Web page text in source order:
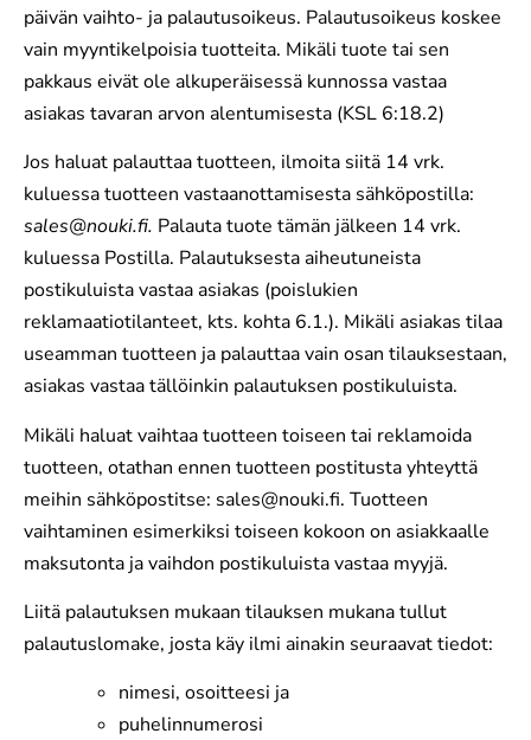
päivän vaihto- ja palautusoikeus. Palautusoikeus koskee
vain myyntikelpoisia tuotteita. Mikäli tuote tai sen
pakkaus eivät ole alkuperäisessä kunnossa vastaa
asiakas tavaran arvon alentumisesta (KSL 6:18.2)
Jos haluat palauttaa tuotteen, ilmoita siitä 14 vrk.
kuluessa tuotteen vastaanottamisesta sähköpostilla:
sales@nouki.fi. Palauta tuote tämän jälkeen 14 vrk.
kuluessa Postilla. Palautuksesta aiheutuneista
postikuluista vastaa asiakas (poislukien
reklamaatiotilanteet, kts. kohta 6.1.). Mikäli asiakas tilaa
useamman tuotteen ja palauttaa vain osan tilauksestaan,
asiakas vastaa tällöinkin palautuksen postikuluista.
Mikäli haluat vaihtaa tuotteen toiseen tai reklamoida
tuotteen, otathan ennen tuotteen postitusta yhteyttä
meihin sähköpostitse: sales@nouki.fi. Tuotteen
vaihtaminen esimerkiksi toiseen kokoon on asiakkaalle
maksutonta ja vaihdon postikuluista vastaa myyjä.
Liitä palautuksen mukaan tilauksen mukana tullut
palautuslomake, josta käy ilmi ainakin seuraavat tiedot:
nimesi, osoitteesi ja
puhelinnumerosi